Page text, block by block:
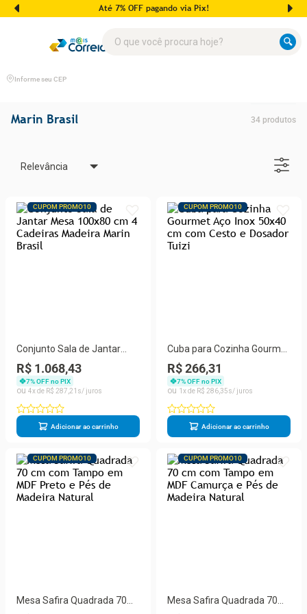
Até 7% OFF pagando via Pix!
Informe seu CEP
Marin Brasil 34 produtos
Relevância
CUPOM PROMO10
Conjunto Sala de Jantar
Mesa 100x80 cm 4 Cadeiras
Madeira Marin Brasil
R$ 1.068,43
7% OFF no PIX
4
R$ 287 21
Adicionar ao carrinho
CUPOM PROMO10
Cuba para Cozinha Gourmet
Aço Inox 50x40 cm com
Cesto e Dosador Tuizi
R$ 266,31
7% OFF no PIX
1
R$ 28635
Adicionar ao carrinho
CUPOM PROMO10
Mesa Safira Quadrada 70
CUPOM PROMO10
Mesa Safira Quadrada 70